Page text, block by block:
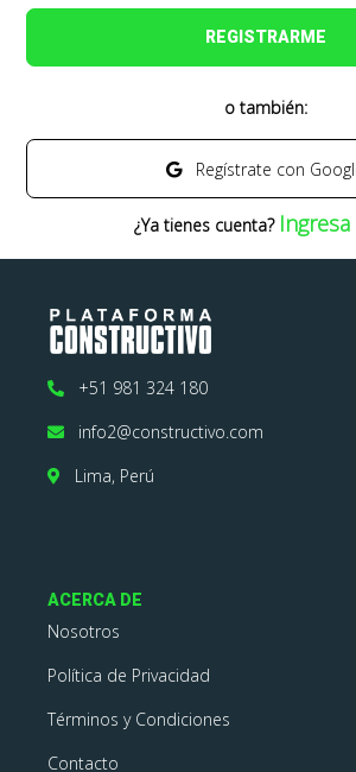
REGISTRARME
o también:
Regístrate con
¿Ya tienes cuenta?
+51 981 324 180
info2@constructivo.com
Lima, Perú
ACERCA DE
Nosotros
Política de Privacidad
Términos y Condiciones
Contacto